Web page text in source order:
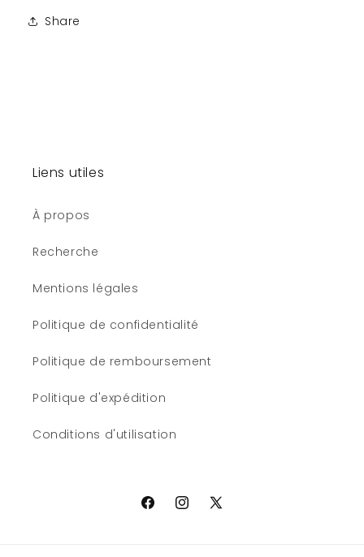
Share
Liens utiles
À propos
Recherche
Mentions légales
Politique de confidentialité
Politique de remboursement
Politique d'expédition
Conditions d'utilisation
FacebookInstagram
X